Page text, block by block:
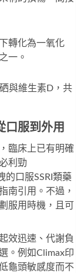
轉化為一氧化
一。
與維生素D，共
口服到外用
臨床上已有明確
利勁
的口服SSRI類藥
南引用。不過，
服用時機，且可
效迅速、代謝負
。例如Climax印
龜頭敏感度而不